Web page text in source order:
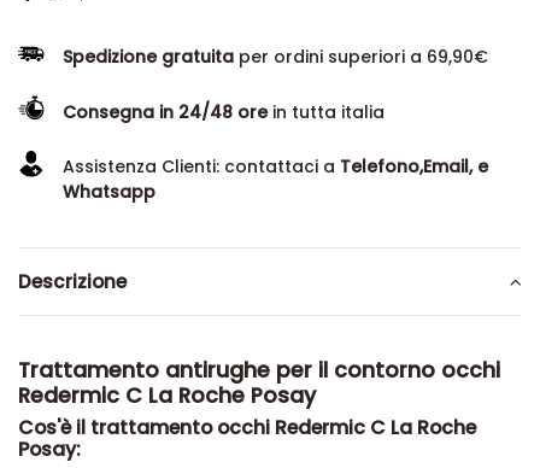
Spedizione gratuita per ordini superiori a 69,90€
Consegna in 24/48 orein tutta italia
Assistenza Clienti: contattaci a Telefono,Email, e
Whatsapp
Descrizione
Trattamento antirughe per il contorno occhi
Redermic C La Roche Posay
Cos'è il trattamento occhi Redermic C La Roche
Posay: